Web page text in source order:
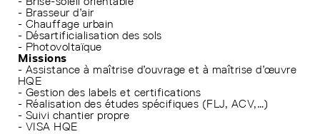
- Brasseur d’air
- Chauffage urbain
- Désartificialisation des sols
- Photovoltaïque
Missions
- Assistance à maîtrise d’ouvrage et à maîtrise d’œuvre
HQE
- Gestion des labels et certifications
- Réalisation des études spécifiques (FLJ, ACV,…)
- Suivi chantier propre
- VISA HQE